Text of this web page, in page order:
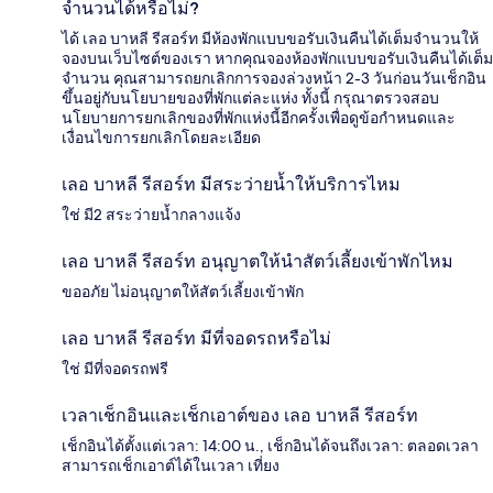
จำนวนได้หรือไม่?
ได้ เลอ บาหลี รีสอร์ท มีห้องพักแบบขอรับเงินคืนได้เต็มจำนวนให้
จองบนเว็บไซต์ของเรา หากคุณจองห้องพักแบบขอรับเงินคืนได้เต็ม
จำนวน คุณสามารถยกเลิกการจองล่วงหน้า 2-3 วันก่อนวันเช็กอิน
ขึ้นอยู่กับนโยบายของที่พักแต่ละแห่ง ทั้งนี้ กรุณาตรวจสอบ
นโยบายการยกเลิกของที่พักแห่งนี้อีกครั้งเพื่อดูข้อกำหนดและ
เงื่อนไขการยกเลิกโดยละเอียด
เลอ บาหลี รีสอร์ท มีสระว่ายน้ำให้บริการไหม
ใช่ มี2 สระว่ายน้ำกลางแจ้ง
เลอ บาหลี รีสอร์ท อนุญาตให้นำสัตว์เลี้ยงเข้าพักไหม
ขออภัย ไม่อนุญาตให้สัตว์เลี้ยงเข้าพัก
เลอ บาหลี รีสอร์ท มีที่จอดรถหรือไม่
ใช่ มีที่จอดรถฟรี
เวลาเช็กอินและเช็กเอาต์ของ เลอ บาหลี รีสอร์ท
เช็กอินได้ตั้งแต่เวลา: 14:00 น., เช็กอินได้จนถึงเวลา: ตลอดเวลา
สามารถเช็กเอาต์ได้ในเวลา เที่ยง